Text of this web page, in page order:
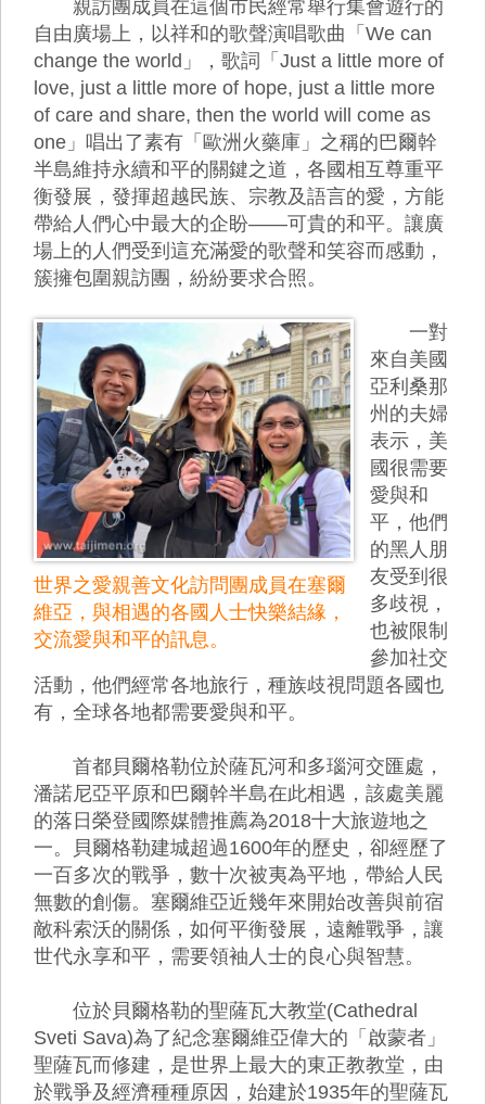
親訪團成員在這個市民經常舉行集會遊行的
自由廣場上，以祥和的歌聲演唱歌曲「We can
change the world」，歌詞「Just a little more of
love, just a little more of hope, just a little more
of care and share, then the world will come as
one」唱出了素有「歐洲火藥庫」之稱的巴爾幹
半島維持永續和平的關鍵之道，各國相互尊重平
衡發展，發揮超越民族、宗教及語言的愛，方能
帶給人們心中最大的企盼——可貴的和平。讓廣
場上的人們受到這充滿愛的歌聲和笑容而感動，
簇擁包圍親訪團，紛紛要求合照。
世界之愛親善文化訪問團成員在塞爾
維亞，與相遇的各國人士快樂結緣，
交流愛與和平的訊息。
一對
來自美國
亞利桑那
州的夫婦
表示，美
國很需要
愛與和
平，他們
的黑人朋
友受到很
多歧視，
也被限制
參加社交
活動，他們經常各地旅行，種族歧視問題各國也
有，全球各地都需要愛與和平。
首都貝爾格勒位於薩瓦河和多瑙河交匯處，
潘諾尼亞平原和巴爾幹半島在此相遇，該處美麗
的落日榮登國際媒體推薦為2018十大旅遊地之
一。貝爾格勒建城超過1600年的歷史，卻經歷了
一百多次的戰爭，數十次被夷為平地，帶給人民
無數的創傷。塞爾維亞近幾年來開始改善與前宿
敵科索沃的關係，如何平衡發展，遠離戰爭，讓
世代永享和平，需要領袖人士的良心與智慧。
位於貝爾格勒的聖薩瓦大教堂(Cathedral
Sveti Sava)為了紀念塞爾維亞偉大的「啟蒙者」
聖薩瓦而修建，是世界上最大的東正教教堂，由
於戰爭及經濟種種原因， 始建於1935年的聖薩瓦